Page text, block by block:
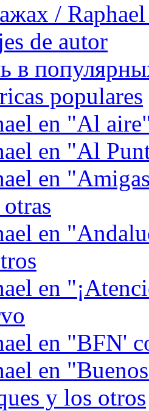
/
de autor
в
populares
en "Al
en "Al
en
en
en
en "BFN'
en
y los otros